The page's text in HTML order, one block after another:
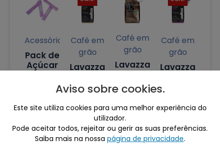
Acessórios
Pack de
Açúcar
Café em
grão
Lavazza
&
Aroma
–
120€
Café em
grão
Lavazza
SELECTION
40€–
195
Café em
grão
Lavazza
25€–
Aviso sobre cookies.
Este site utiliza cookies para uma melhor experiência do
utilizador.
Pode aceitar todos, rejeitar ou gerir as suas preferências.
Saiba mais na nossa página de privacidade.